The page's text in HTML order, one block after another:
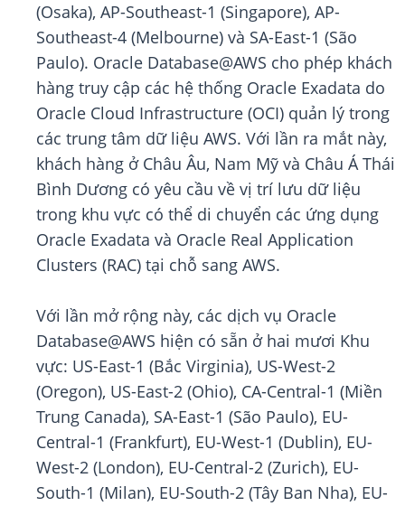
(Osaka), AP-Southeast-1 (Singapore), AP-
Southeast-4 (Melbourne) và SA-East-1 (São
Paulo). Oracle Database@AWS cho phép khách
hàng truy cập các hệ thống Oracle Exadata do
Oracle Cloud Infrastructure (OCI) quản lý trong
các trung tâm dữ liệu AWS. Với lần ra mắt này,
khách hàng ở Châu Âu, Nam Mỹ và Châu Á Thái
Bình Dương có yêu cầu về vị trí lưu dữ liệu
trong khu vực có thể di chuyển các ứng dụng
Oracle Exadata và Oracle Real Application
Clusters (RAC) tại chỗ sang AWS.
Với lần mở rộng này, các dịch vụ Oracle
Database@AWS hiện có sẵn ở hai mươi Khu
vực: US-East-1 (Bắc Virginia), US-West-2
(Oregon), US-East-2 (Ohio), CA-Central-1 (Miền
Trung Canada), SA-East-1 (São Paulo), EU-
Central-1 (Frankfurt), EU-West-1 (Dublin), EU-
West-2 (London), EU-Central-2 (Zurich), EU-
South-1 (Milan), EU-South-2 (Tây Ban Nha), EU-